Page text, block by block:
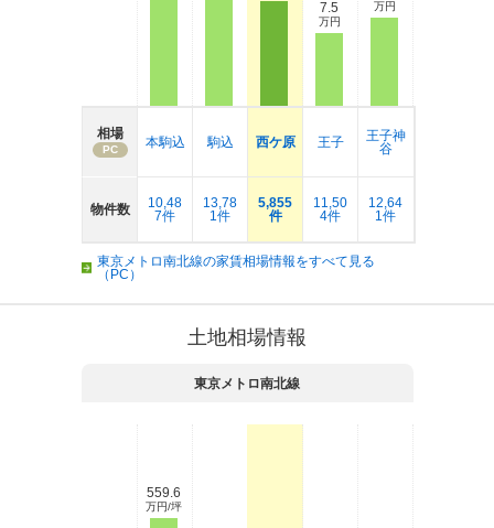
相場
PC
物件数
本駒込
10,48
7件
駒込
13,78
1件
西ケ原
5,855
件
7.5
万円
王子
11,50
4件
万円
王子神
谷
12,64
1件
東京メトロ南北線の家賃相場情報をすべて見る
（PC）
土地相場情報
東京メトロ南北線
559.6
万円/坪